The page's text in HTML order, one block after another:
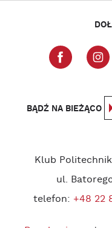
BĄDŹ NA BIEŻĄCO
Klub
ul.
telefon: +48 22